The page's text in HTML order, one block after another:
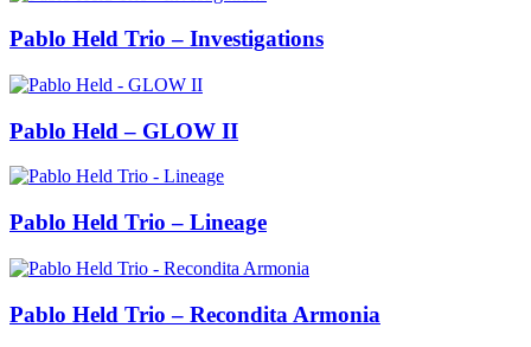
Pablo Held Trio – Investigations
Pablo Held – GLOW II
Pablo Held Trio – Lineage
Pablo Held Trio – Recondita Armonia